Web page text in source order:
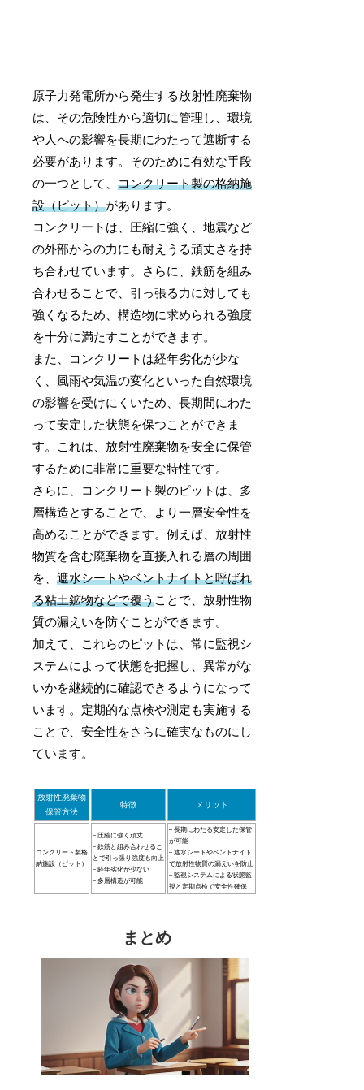
原子力発電所から発生する放射性廃棄物
は、その危険性から適切に管理し、環境
や人への影響を長期にわたって遮断する
必要があります。そのために有効な手段
の一つとして、コンクリート製の格納施
設（ピット）があります。
コンクリートは、圧縮に強く、地震など
の外部からの力にも耐えうる頑丈さを持
ち合わせています。さらに、鉄筋を組み
合わせることで、引っ張る力に対しても
強くなるため、構造物に求められる強度
を十分に満たすことができます。
また、コンクリートは経年劣化が少な
く、風雨や気温の変化といった自然環境
の影響を受けにくいため、長期間にわた
って安定した状態を保つことができま
す。これは、放射性廃棄物を安全に保管
するために非常に重要な特性です。
さらに、コンクリート製のピットは、多
層構造とすることで、より一層安全性を
高めることができます。例えば、放射性
物質を含む廃棄物を直接入れる層の周囲
を、遮水シートやベントナイトと呼ばれ
る粘土鉱物などで覆うことで、放射性物
質の漏えいを防ぐことができます。
加えて、これらのピットは、常に監視シ
ステムによって状態を把握し、異常がな
いかを継続的に確認できるようになって
います。定期的な点検や測定も実施する
ことで、安全性をさらに確実なものにし
ています。
放射性廃棄物
保管方法
特徴 メリット
コンクリート製格
納施設（ピット）
– 圧縮に強く頑丈
– 鉄筋と組み合わせるこ
とで引っ張り強度も向上
– 経年劣化が少ない
– 多層構造が可能
– 長期にわたる安定した保管
が可能
– 遮水シートやベントナイト
で放射性物質の漏えいを防止
– 監視システムによる状態監
視と定期点検で安全性確保
まとめ